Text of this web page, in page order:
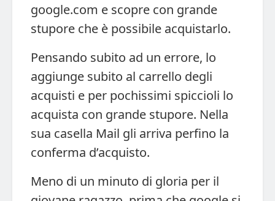
google.com e scopre con grande
stupore che è possibile acquistarlo.
Pensando subito ad un errore, lo
aggiunge subito al carrello degli
acquisti e per pochissimi spiccioli lo
acquista con grande stupore. Nella
sua casella Mail gli arriva perfino la
conferma d’acquisto.
Meno di un minuto di gloria per il